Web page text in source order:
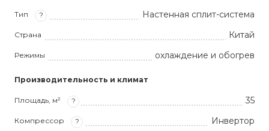
Тип ? Настенная сплит-система
Страна Китай
Режимы охлаждение и обогрев
Производительность и климат
Площадь, м² ? 35
Компрессор ? Инвертор